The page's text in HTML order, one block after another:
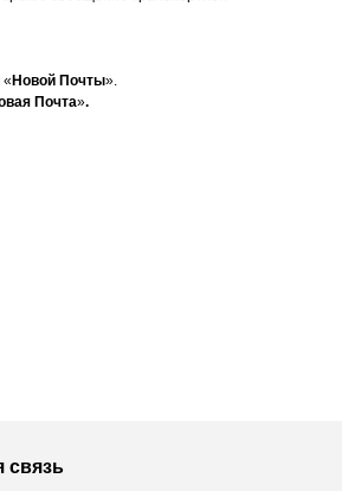
« Новой Почты».
Почта».
связь